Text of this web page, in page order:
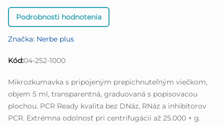
Priemerné
hodnotenie
je
0,0
5
hviezdičiek.
Podrobnosti hodnotenia
Značka: Nerbe plus
Kód:04-252-1000
Mikrozkumavka s pripojeným prepichnuteľným viečkom,
objem 5 ml, transparentná, graduovaná s popisovacou
plochou. PCR Ready kvalita bez DNáz, RNáz a inhibítorov
PCR. Extrémna odolnosť pri centrifugácii až 25.000 × g.